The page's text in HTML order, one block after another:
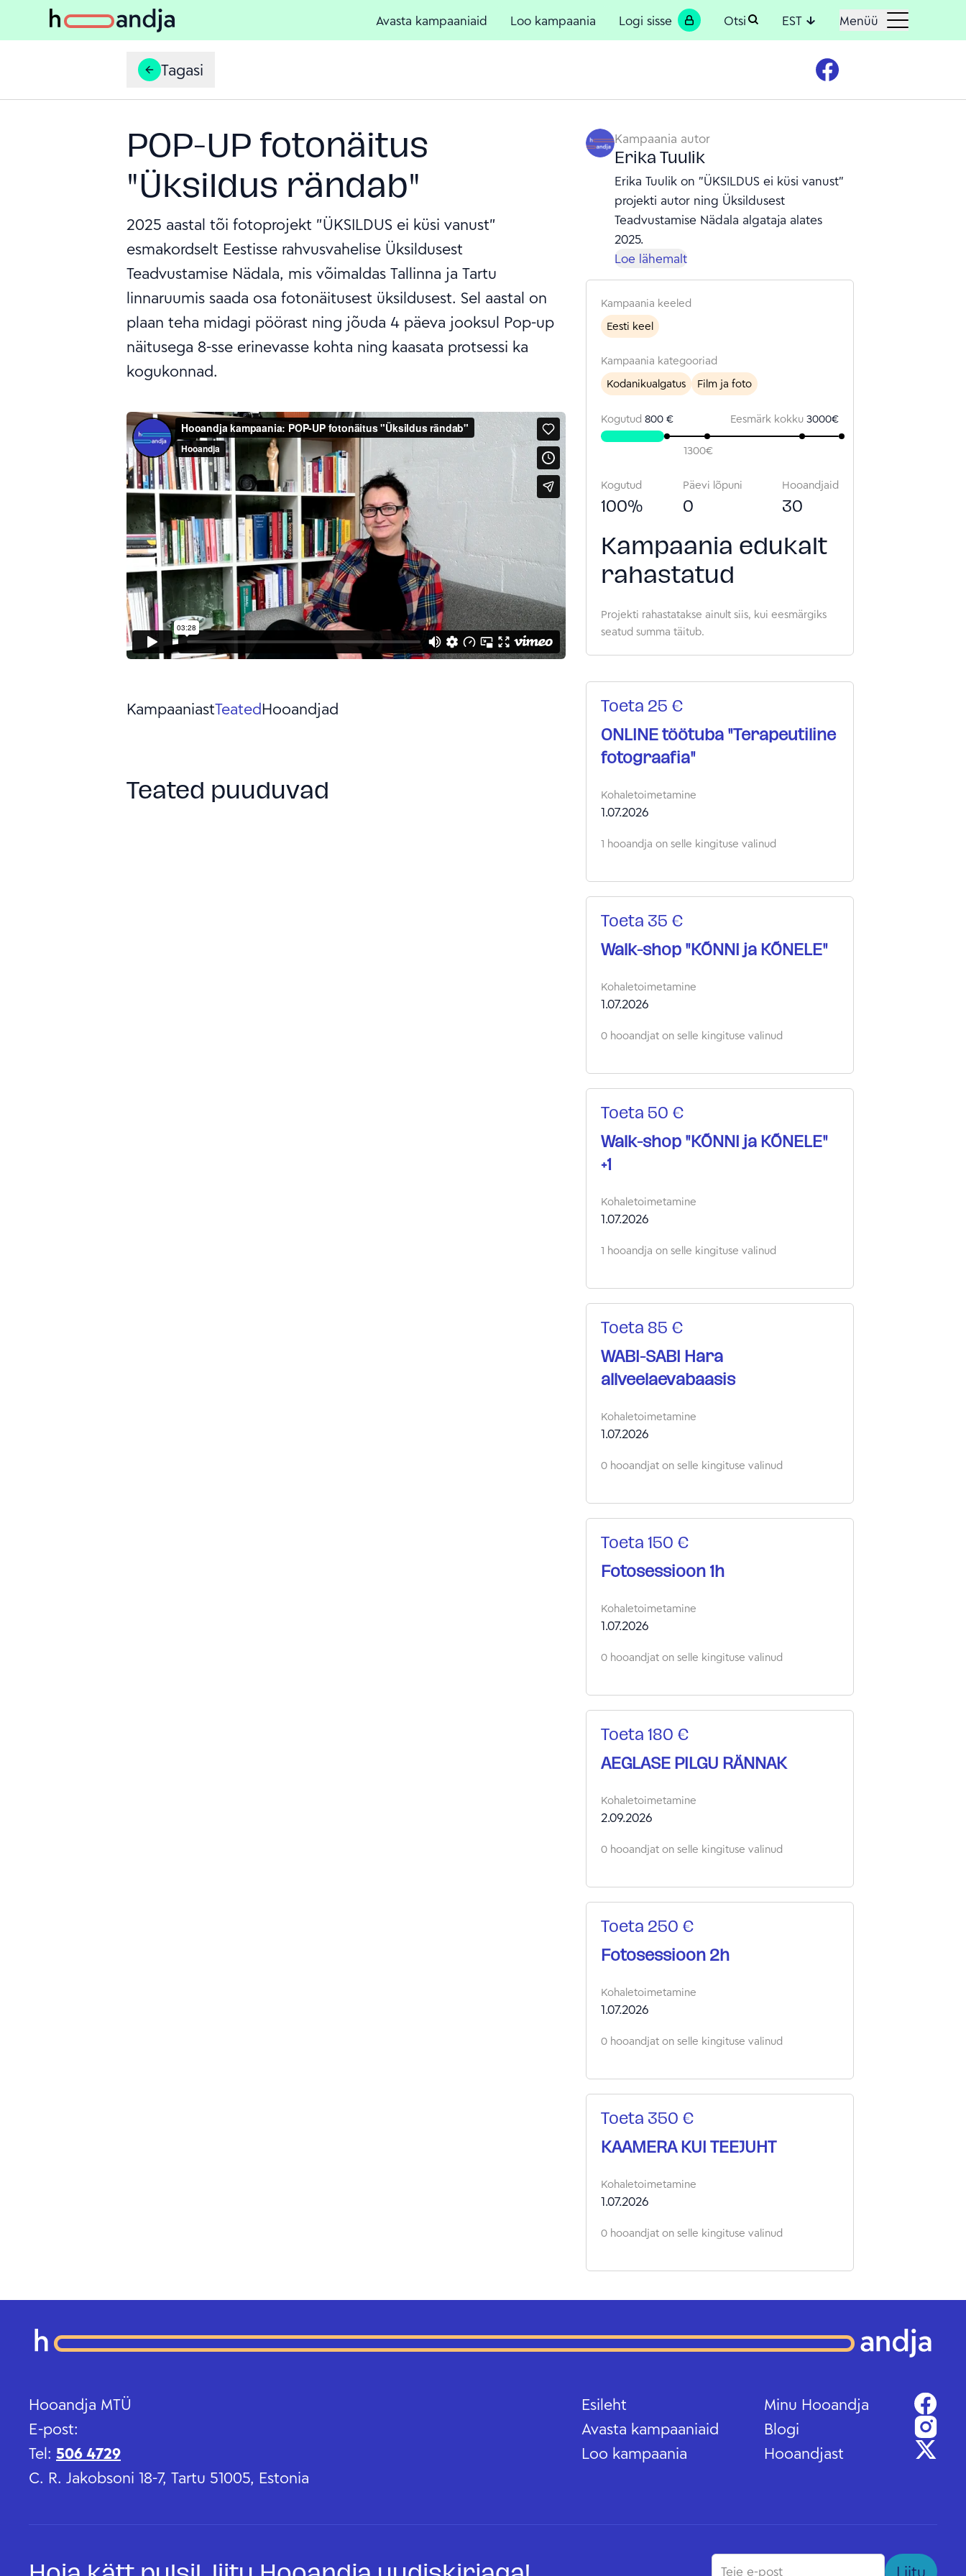
Avasta kampaaniaid Loo kampaania Logi sisse Otsi EST Menüü
Tagasi
POP-UP fotonäitus
"Üksildus rändab"
2025 aastal tõi fotoprojekt "ÜKSILDUS ei küsi vanust"
esmakordselt Eestisse rahvusvahelise Üksildusest
Teadvustamise Nädala, mis võimaldas Tallinna ja Tartu
linnaruumis saada osa fotonäitusest üksildusest. Sel aastal on
plaan teha midagi pöörast ning jõuda 4 päeva jooksul Pop-up
näitusega 8-sse erinevasse kohta ning kaasata protsessi ka
kogukonnad.
KampaaniastTeatedHooandjad
Teated puuduvad
Kampaania autor
Erika Tuulik
Erika Tuulik on "ÜKSILDUS ei küsi vanust"
projekti autor ning Üksildusest
Teadvustamise Nädala algataja alates
2025.
Loe lähemalt
Kampaania keeled
Eesti keel
Kampaania kategooriad
Kodanikualgatus
Film ja foto
Kogutud800 € Eesmärk kokku 3000€
1300€
Kogutud
100%
Päevi lõpuni
0
Hooandjaid
30
Kampaania edukalt
rahastatud
Projekti rahastatakse ainult siis, kui eesmärgiks
seatud summa täitub.
Toeta 25 €
ONLINE töötuba "Terapeutiline
fotograafia"
Kohaletoimetamine
1.07.2026
1 hooandja on selle kingituse valinud
Toeta 35 €
Walk-shop "KÕNNI ja KÕNELE"
Kohaletoimetamine
1.07.2026
0 hooandjat on selle kingituse valinud
Toeta 50 €
Walk-shop "KÕNNI ja KÕNELE"
+1
Kohaletoimetamine
1.07.2026
1 hooandja on selle kingituse valinud
Toeta 85 €
WABI-SABI Hara
allveelaevabaasis
Kohaletoimetamine
1.07.2026
0 hooandjat on selle kingituse valinud
Toeta 150 €
Fotosessioon 1h
Kohaletoimetamine
1.07.2026
0 hooandjat on selle kingituse valinud
Toeta 180 €
AEGLASE PILGU RÄNNAK
Kohaletoimetamine
2.09.2026
0 hooandjat on selle kingituse valinud
Toeta 250 €
Fotosessioon 2h
Kohaletoimetamine
1.07.2026
0 hooandjat on selle kingituse valinud
Toeta 350 €
KAAMERA KUI TEEJUHT
Kohaletoimetamine
1.07.2026
0 hooandjat on selle kingituse valinud
Hooandja MTÜ
E-post:
Tel: 506 4729
C. R. Jakobsoni 18-7, Tartu 51005, Estonia
Esileht
Avasta kampaaniaid
Loo kampaania
Minu Hooandja
Blogi
Hooandjast
Liitu